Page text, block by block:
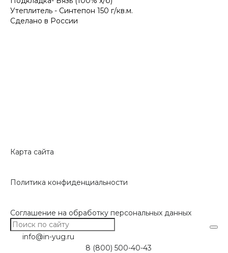
Утеплитель - Синтепон 150 г/кв.м.
Сделано в России
Карта сайта
Политика конфиденциальности
Соглашение на обработку персональных данных
info@in-yug.ru
8 (800) 500-40-43